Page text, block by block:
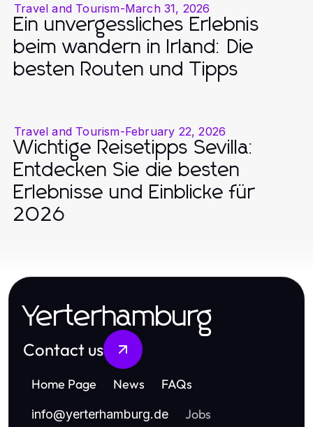
Travel and Tourism-March 31, 2026
Ein unvergessliches Erlebnis
beim wandern in Irland: Die
besten Routen und Tipps
Travel and Tourism-February 22, 2026
Wichtige Reisetipps Sevilla:
Entdecken Sie die besten
Erlebnisse und Einblicke für
2026
Yerterhamburg
Contact us
Home Page News FAQs
info@yerterhamburg.de Jobs